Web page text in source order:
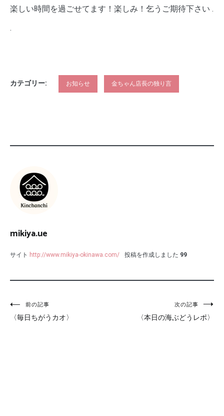
楽しい時間を過ごせてます！楽しみ！乞うご期待下さい .
.
カテゴリー: お知らせ 金ちゃん店長の独り言
mikiya.ue
サイト http://www.mikiya-okinawa.com/ 投稿を作成しました 99
投
稿
前の記事
〈毎日ちがうカオ〉
次の記事
〈本日の海ぶどうレポ〉